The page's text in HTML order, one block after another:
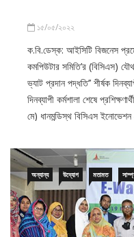
১৫/০৫/২০২২
ক.বি.ডেস্ক: আইসিটি বিজনেস
কমপিউটার সমিতি’র (বিসিএস)
ভ্যাট প্রদান পদ্ধতি’’ শীর্ষক
দিনব্যাপী কর্মশালা শেষে
অন্যান্য উদ্যোগ মতামত